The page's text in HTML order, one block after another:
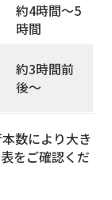
約4時間〜5
時間
約3時間前
後〜
数により大き
をご確認くだ